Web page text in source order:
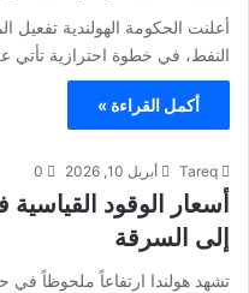
أعلنت الحكومة الهولندية تفعيل
النفط، في خطوة احترازية
أكمل القراءة »
Tareq أبريل 10, 2026 0
أسعار الوقود
إلى السرقة
تشهد هولندا ارتفاعاً ملحوظاً في